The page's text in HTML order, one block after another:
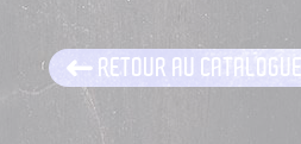
RETOUR AU CATALOGUE